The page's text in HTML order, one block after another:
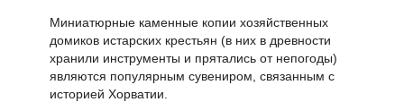
Миниатюрные каменные копии хозяйственных
домиков истарских крестьян (в них в древности
хранили инструменты и прятались от непогоды)
являются популярным сувениром, связанным с
историей Хорватии.